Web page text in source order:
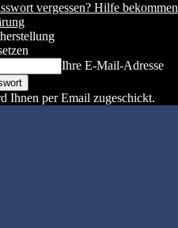
vergessen? Hilfe bekommen
Ihre E-Mail-Adresse
Ihnen per Email zugeschickt.